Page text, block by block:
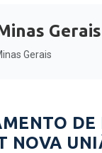
Gerais
Gerais
DE
NOVA